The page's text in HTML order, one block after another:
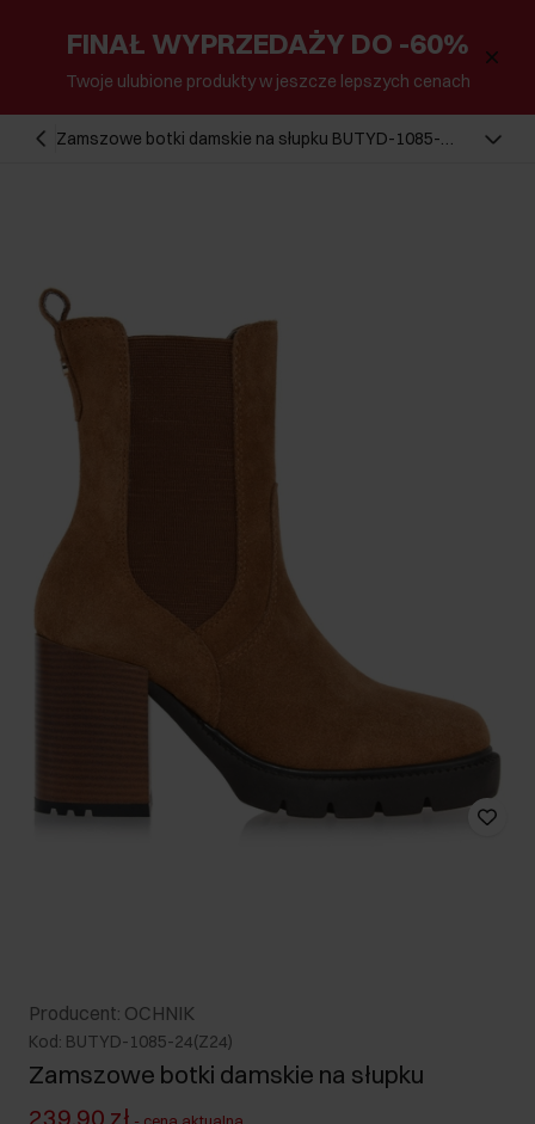
FINAŁ WYPRZEDAŻY DO -60%
Twoje ulubione produkty w jeszcze lepszych cenach
Zamszowe botki damskie na słupku BUTYD-1085-
Producent: OCHNIK
Kod: BUTYD-1085-24(Z24)
Zamszowe botki damskie na słupku
239,90 zł